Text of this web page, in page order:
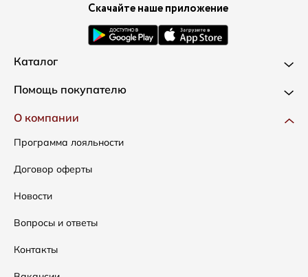
Скачайте наше приложение
Каталог
Новинки
Одежда
Сумки
Аксессуары
Распродажа
Подарочные сертификаты
Помощь покупателю
Доставка и оплата
Как оформить заказ
Условия возвратов
Таблица размеров
Уход за одеждой
О компании
Программа лояльности
Договор оферты
Новости
Вопросы и ответы
Контакты